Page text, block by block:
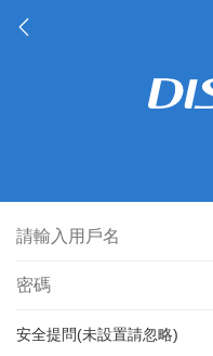
安全提問(未設置請忽略)